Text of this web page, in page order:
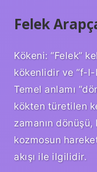
Felek
Kökeni: “Felek”
kökenlidir ve “f-
Temel anlamı
kökten türetilen
zamanın
kozmosun
akışı ile ilgilidir.